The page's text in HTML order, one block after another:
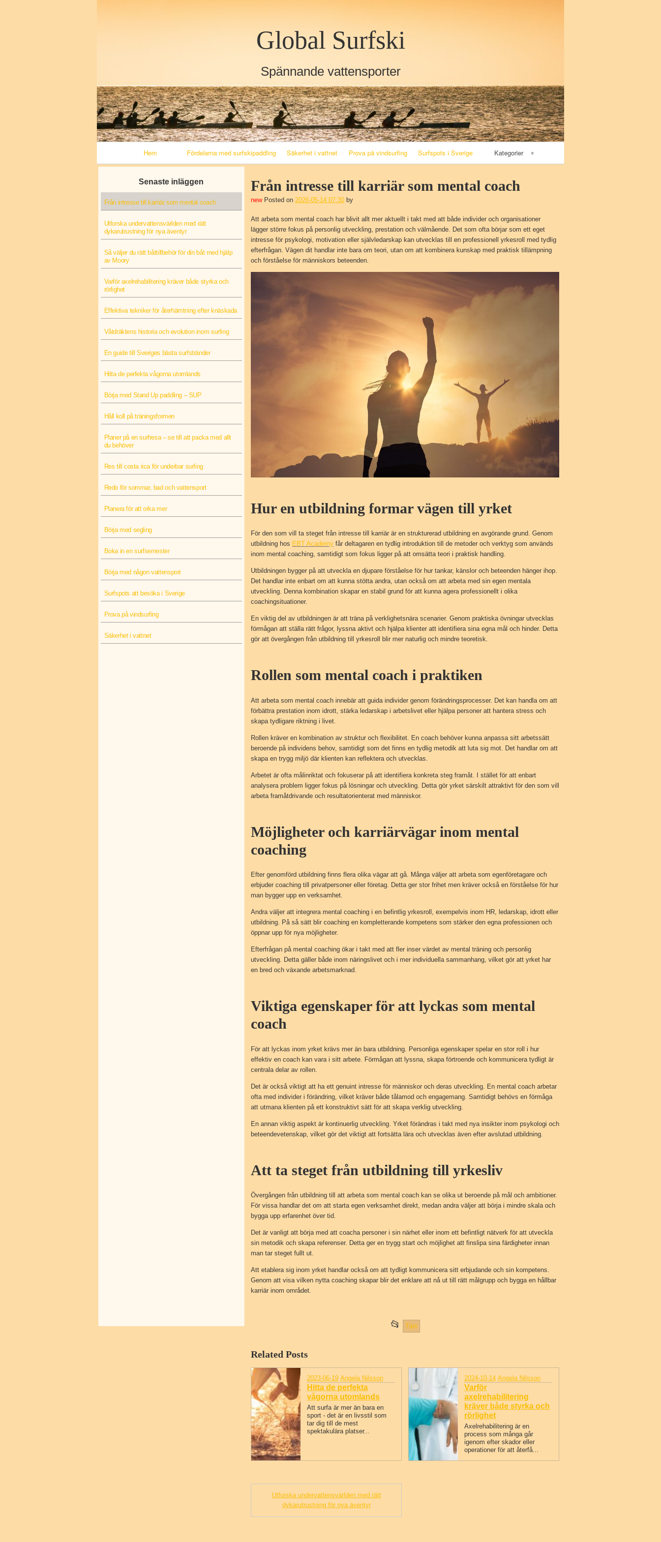
Global Surfski
Spännande vattensporter
Primary Navigation
Hem Fördelarna med surfskipaddling Säkerhet i vattnet Prova på vindsurfing Surfspots i Sverige Kategorier
Kitesurfing
Vindsurfing
Segling
SUP
Från intresse till karriär som mental coach
Posted on 2026-05-14 07:30 byAngela Nilsson
Att arbeta som mental coach har blivit allt mer aktuellt i takt med att både individer och organisationer
lägger större fokus på personlig utveckling, prestation och välmående. Det som ofta börjar som ett eget
intresse för psykologi, motivation eller självledarskap kan utvecklas till en professionell yrkesroll med tydlig
efterfrågan. Vägen dit handlar inte bara om teori, utan om att kombinera kunskap med praktisk tillämpning
och förståelse för människors beteenden.
Hur en utbildning formar vägen till yrket
För den som vill ta steget från intresse till karriär är en strukturerad utbildning en avgörande grund. Genom
utbildning hos EBT Academy får deltagaren en tydlig introduktion till de metoder och verktyg som används
inom mental coaching, samtidigt som fokus ligger på att omsätta teori i praktisk handling.
Utbildningen bygger på att utveckla en djupare förståelse för hur tankar, känslor och beteenden hänger ihop.
Det handlar inte enbart om att kunna stötta andra, utan också om att arbeta med sin egen mentala
utveckling. Denna kombination skapar en stabil grund för att kunna agera professionellt i olika
coachingsituationer.
En viktig del av utbildningen är att träna på verklighetsnära scenarier. Genom praktiska övningar utvecklas
förmågan att ställa rätt frågor, lyssna aktivt och hjälpa klienter att identifiera sina egna mål och hinder. Detta
gör att övergången från utbildning till yrkesroll blir mer naturlig och mindre teoretisk.
Rollen som mental coach i praktiken
Att arbeta som mental coach innebär att guida individer genom förändringsprocesser. Det kan handla om att
förbättra prestation inom idrott, stärka ledarskap i arbetslivet eller hjälpa personer att hantera stress och
skapa tydligare riktning i livet.
Rollen kräver en kombination av struktur och flexibilitet. En coach behöver kunna anpassa sitt arbetssätt
beroende på individens behov, samtidigt som det finns en tydlig metodik att luta sig mot. Det handlar om att
skapa en trygg miljö där klienten kan reflektera och utvecklas.
Arbetet är ofta målinriktat och fokuserar på att identifiera konkreta steg framåt. I stället för att enbart
analysera problem ligger fokus på lösningar och utveckling. Detta gör yrket särskilt attraktivt för den som vill
arbeta framåtdrivande och resultatorienterat med människor.
Möjligheter och karriärvägar inom mental
coaching
Efter genomförd utbildning finns flera olika vägar att gå. Många väljer att arbeta som egenföretagare och
erbjuder coaching till privatpersoner eller företag. Detta ger stor frihet men kräver också en förståelse för hur
man bygger upp en verksamhet.
Andra väljer att integrera mental coaching i en befintlig yrkesroll, exempelvis inom HR, ledarskap, idrott eller
utbildning. På så sätt blir coaching en kompletterande kompetens som stärker den egna professionen och
öppnar upp för nya möjligheter.
Efterfrågan på mental coaching ökar i takt med att fler inser värdet av mental träning och personlig
utveckling. Detta gäller både inom näringslivet och i mer individuella sammanhang, vilket gör att yrket har
en bred och växande arbetsmarknad.
Viktiga egenskaper för att lyckas som mental
coach
För att lyckas inom yrket krävs mer än bara utbildning. Personliga egenskaper spelar en stor roll i hur
effektiv en coach kan vara i sitt arbete. Förmågan att lyssna, skapa förtroende och kommunicera tydligt är
centrala delar av rollen.
Det är också viktigt att ha ett genuint intresse för människor och deras utveckling. En mental coach arbetar
ofta med individer i förändring, vilket kräver både tålamod och engagemang. Samtidigt behövs en förmåga
att utmana klienten på ett konstruktivt sätt för att skapa verklig utveckling.
En annan viktig aspekt är kontinuerlig utveckling. Yrket förändras i takt med nya insikter inom psykologi och
beteendevetenskap, vilket gör det viktigt att fortsätta lära och utvecklas även efter avslutad utbildning.
Att ta steget från utbildning till yrkesliv
Övergången från utbildning till att arbeta som mental coach kan se olika ut beroende på mål och ambitioner.
För vissa handlar det om att starta egen verksamhet direkt, medan andra väljer att börja i mindre skala och
bygga upp erfarenhet över tid.
Det är vanligt att börja med att coacha personer i sin närhet eller inom ett befintligt nätverk för att utveckla
sin metodik och skapa referenser. Detta ger en trygg start och möjlighet att finslipa sina färdigheter innan
man tar steget fullt ut.
Att etablera sig inom yrket handlar också om att tydligt kommunicera sitt erbjudande och sin kompetens.
Genom att visa vilken nytta coaching skapar blir det enklare att nå ut till rätt målgrupp och bygga en hållbar
karriär inom området.
📂 This entry was posted in
Tips
Related Posts
2023-06-19 Angela Nilsson
Hitta de perfekta
vågorna utomlands
Att surfa är mer än bara en
sport - det är en livsstil som
tar dig till de mest
spektakulära platser...
2024-10-14 Angela Nilsson
Varför
axelrehabilitering
kräver både styrka och
rörlighet
Axelrehabilitering är en
process som många går
igenom efter skador eller
operationer för att återfå...
Utforska undervattensvärlden med rätt
dykarutrustning för nya äventyr
Senaste inläggen
Från intresse till karriär som mental coach
Utforska undervattensvärlden med rätt
dykarutrustning för nya äventyr
Så väljer du rätt båttillbehör för din båt med hjälp
av Moory
Varför axelrehabilitering kräver både styrka och
rörlighet
Effektiva tekniker för återhämtning efter knäskada
Våtdräktens historia och evolution inom surfing
En guide till Sveriges bästa surfstränder
Hitta de perfekta vågorna utomlands
Börja med Stand Up paddling – SUP
Håll koll på träningsformen
Planer på en surfresa – se till att packa med allt
du behöver
Res till costa rica för underbar surfing
Redo för sommar, bad och vattensport
Planera för att orka mer
Börja med segling
Boka in en surfsemester
Börja med någon vattensport
Surfspots att besöka i Sverige
Prova på vindsurfing
Säkerhet i vattnet